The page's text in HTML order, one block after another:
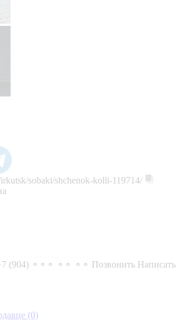
sobaki/shchenok-kolli-119714/
(904) ⚬⚬⚬ ⚬⚬ ⚬⚬ Позвонить Написать
(0)